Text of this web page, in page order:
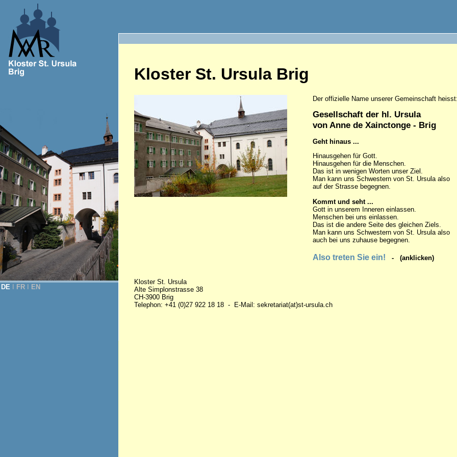
DE FR EN
Kloster St. Ursula Brig
Der offizielle Name unserer Gemeinschaft
Gesellschaft der hl. Ursula
von Anne de Xainctonge - Brig
Geht hinaus ...
Hinausgehen für Gott.
Hinausgehen für die Menschen.
Das ist in wenigen Worten unser Ziel.
Man kann uns Schwestern von St. Ursula also
auf der Strasse begegnen.
Kommt und seht ...
Gott in unserem Inneren einlassen.
Menschen bei uns einlassen.
Das ist die andere Seite des gleichen Ziels.
Man kann uns Schwestern von St. Ursula also
auch bei uns zuhause begegnen.
Also treten Sie ein! - (anklicken)
Kloster St. Ursula
Alte Simplonstrasse 38
CH-3900 Brig
Telephon: +41 (0)27 922 18 18 - E-Mail: sekretariat(at)st-ursula.ch